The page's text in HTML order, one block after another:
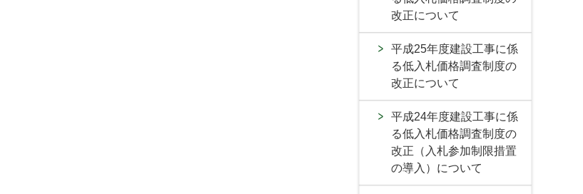
改正について
平成25年度建設工事に係
る低入札価格調査制度の
改正について
平成24年度建設工事に係
る低入札価格調査制度の
改正（入札参加制限措置
の導入）について